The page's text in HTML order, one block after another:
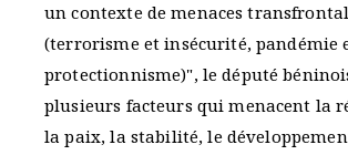
un contexte de menaces
(terrorisme et insécurité, pandémie
protectionnisme)", le député
plusieurs facteurs qui menacent la
la paix, la stabilité, le